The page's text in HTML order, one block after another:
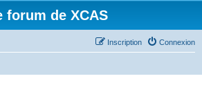
forum de XCAS
Connexion
Inscription